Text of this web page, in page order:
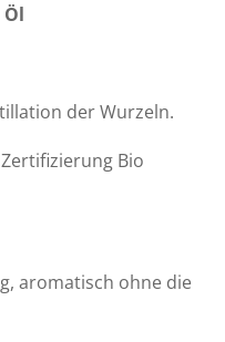
der Wurzeln.
Zertifizierung Bio
aromatisch ohne die